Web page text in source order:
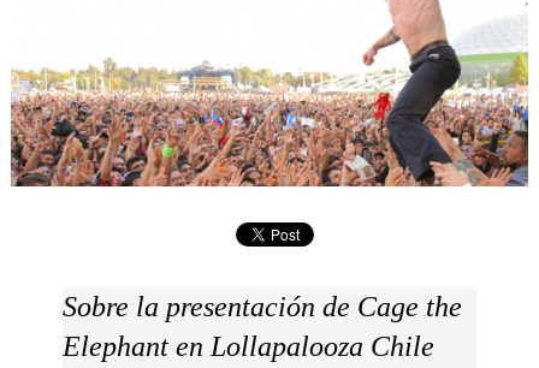
Sobre la presentación de Cage the
Elephant en Lollapalooza Chile